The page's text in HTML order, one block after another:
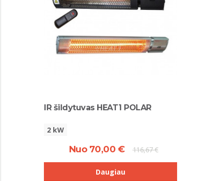
IR šildytuvas HEAT1 POLAR
2 kW
Nuo 70,00 € 116,67 €
Daugiau